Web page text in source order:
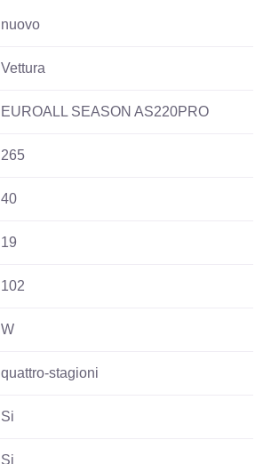
nuovo
Vettura
EUROALL SEASON AS220PRO
265
40
19
102
W
quattro-stagioni
Si
Si